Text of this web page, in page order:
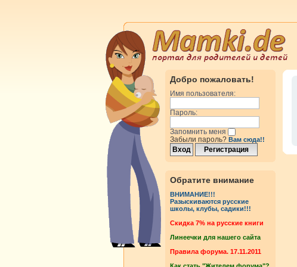
Добро пожаловать!
Имя пользователя:
Пароль:
Запомнить меня
Забыли пароль? Вам сюда!!
Обратите внимание
ВНИМАНИЕ!!!
Разыскиваются русские
школы, клубы, садики!!!
Cкидка 7% на русские книги
Линеечки для нашего сайта
Правила форума. 17.11.2011